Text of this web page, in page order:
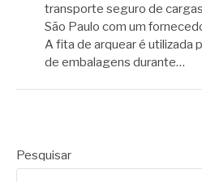
transporte seguro de
São Paulo com um
A fita de arquear é utilizada
de embalagens durante…
Pesquisar